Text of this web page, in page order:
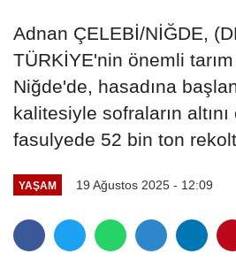
Adnan ÇELEBİ/NİĞDE,
TÜRKİYE'nin önemli
Niğde'de, hasadına
kalitesiyle sofraların
fasulyede 52 bin ton
YAŞAM 19 Ağustos 2025 - 12:09